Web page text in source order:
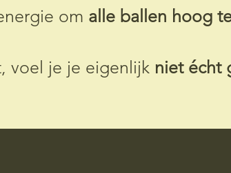
om alle ballen hoog
voel je je eigenlijk niet écht